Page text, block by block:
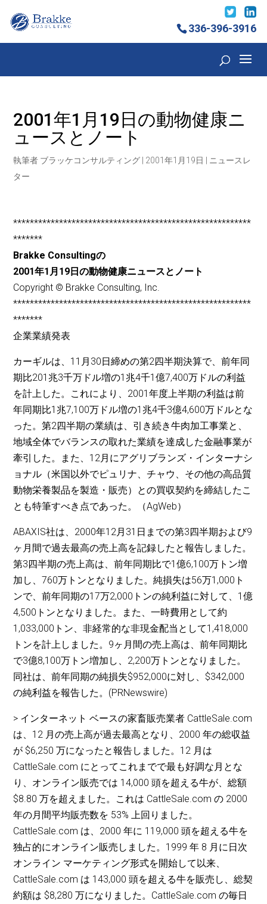
336-396-3916
2001年1月19日の動物健康ニ
ュースとノート
執筆者 ブラッケコンサルティング 2001年1月19日
ニュースレ
ター
*********************************************************
*******
Brakke Consultingの
2001年1月19日の動物健康ニュースとノート
Copyright © Brakke Consulting, Inc.
*********************************************************
*******
企業業績発表
カーギルは、11月30日締めの第2四半期決算で、前年同
期比201兆3千万ドル増の1兆4千1億7,400万ドルの利益
を計上した。これにより、2001年度上半期の利益は前
年同期比1兆7,100万ドル増の1兆4千3億4,600万ドルとな
った。第2四半期の業績は、引き続き牛肉加工事業と、
地域全体でバランスの取れた業績を達成した金融事業が
牽引した。また、12月にアグリブランズ・インターナシ
ョナル（米国以外でピュリナ、チャウ、その他の高品質
動物栄養製品を製造・販売）との買収契約を締結したこ
とも特筆すべき点であった。（AgWeb）
ABAXIS社は、2000年12月31日までの第3四半期および9
ヶ月間で過去最高の売上高を記録したと報告しました。
第3四半期の売上高は、前年同期比で1億6,100万トン増
加し、760万トンとなりました。純損失は56万1,000ト
ンで、前年同期の17万2,000トンの純利益に対して、1億
4,500トンとなりました。また、一時費用として約
1,033,000トン、非経常的な非現金配当として1,418,000
トンを計上しました。9ヶ月間の売上高は、前年同期比
で3億8,100万トン増加し、2,200万トンとなりました。
同社は、前年同期の純損失$952,000に対し、$342,000
の純利益を報告した。(PRNewswire)
> インターネット ベースの家畜販売業者 CattleSale.com
は、12 月の売上高が過去最高となり、2000 年の総収益
が $6,250 万になったと報告しました。12 月は
CattleSale.com にとってこれまでで最も好調な月とな
り、オンライン販売では 14,000 頭を超える牛が、総額
$8.80 万を超えました。これは CattleSale.com の 2000
年の月間平均販売数を 53% 上回りました。
CattleSale.com は、2000 年に 119,000 頭を超える牛を
独占的にオンライン販売しました。1999 年 8 月に日次
オンライン マーケティング形式を開始して以来、
CattleSale.com は 143,000 頭を超える牛を販売し、総契
約額は $8,280 万になりました。CattleSale.com の毎日